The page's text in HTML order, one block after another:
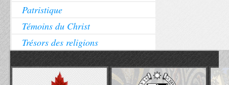
Patristique
Témoins du Christ
Trésors des religions